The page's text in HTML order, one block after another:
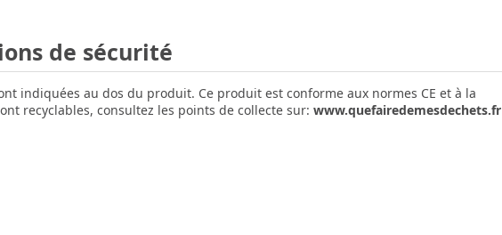
de sécurité
indiquées au dos du produit. Ce produit est conforme aux normes CE et à la
recyclables, consultez les points de collecte sur: www.quefairedemesdechets.fr